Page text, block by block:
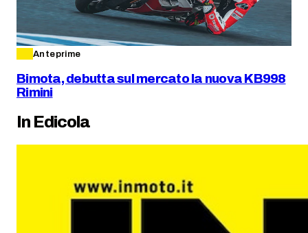
Anteprime
Bimota, debutta sul mercato la nuova KB998
Rimini
In Edicola